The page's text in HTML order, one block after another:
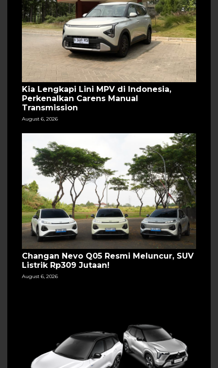
Kia Lengkapi Lini MPV di Indonesia,
Perkenalkan Carens Manual
Transmission
August 6, 2026
Changan Nevo Q05 Resmi Meluncur, SUV
Listrik Rp309 Jutaan!
August 6, 2026